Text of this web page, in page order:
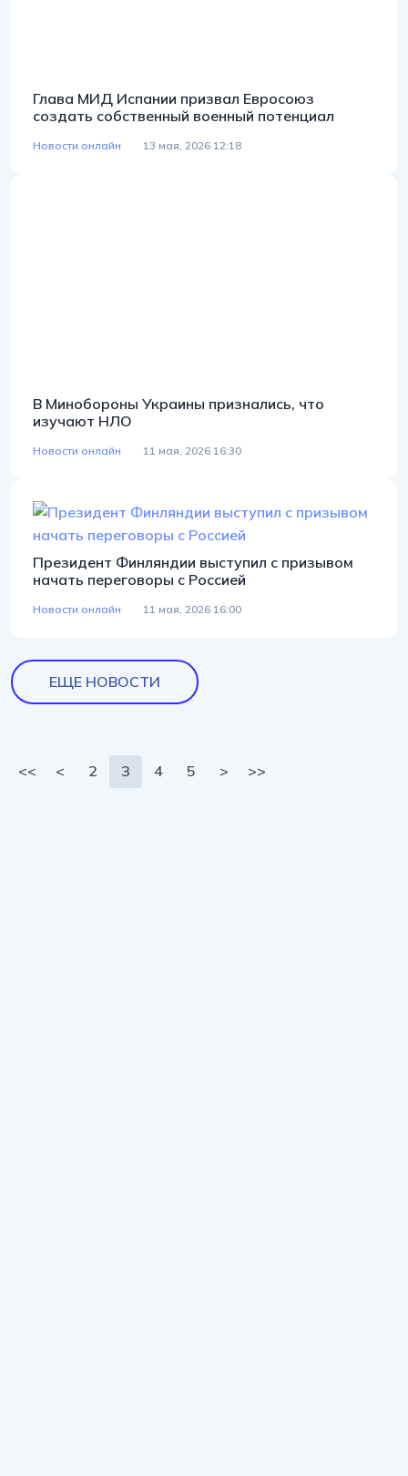
Глава МИД Испании призвал Евросоюз
создать собственный военный потенциал
Новости онлайн 13 мая, 2026 12:18
В Минобороны Украины признались, что
изучают НЛО
Новости онлайн 11 мая, 2026 16:30
Президент Финляндии выступил с призывом
начать переговоры с Россией
Новости онлайн 11 мая, 2026 16:00
Первая страница
<< Предыдущая страница
< Page
2 Текущая страница
3 Page
4 Page
5 Следующая страница
> Последняя страница
>>
ЕЩЕ НОВОСТИ